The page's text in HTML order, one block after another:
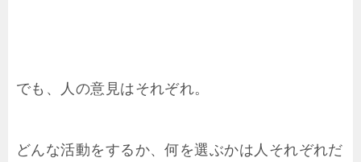
でも、人の意見はそれぞれ。
どんな活動をするか、何を選ぶかは人それぞれだ